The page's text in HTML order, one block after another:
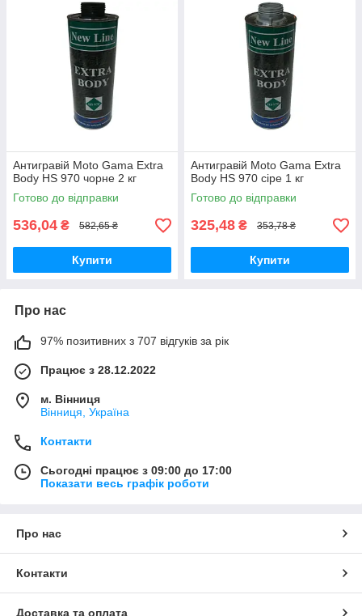
Антигравій Moto Gama Extra
Body HS 970 чорне 2 кг
Готово до відправки
536,04 ₴ 582,65 ₴
Купити
Антигравій Moto Gama Extra
Body HS 970 сіре 1 кг
Готово до відправки
325,48 ₴ 353,78 ₴
Купити
Про нас
97% позитивних з 707 відгуків за рік
Працює з 28.12.2022
м. Вінниця
Вінниця, Україна
Контакти
Сьогодні працює з 09:00 до 17:00
Показати весь графік роботи
Про нас
Контакти
Доставка та оплата